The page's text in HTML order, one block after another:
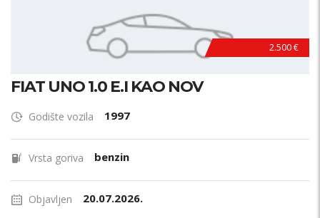
2.500 €
FIAT UNO 1.0 E.I KAO NOV
Godište vozila 1997
Vrsta goriva benzin
Objavljen 20.07.2026.